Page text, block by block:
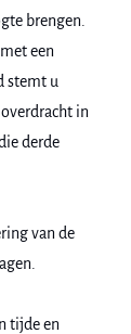
brengen.
een
stemt u
in
derde
van de
tijde en